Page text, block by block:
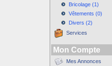
Bricolage (1)
Vêtements (0)
Divers (2)
Services
Mon Compte
Mes Annonces